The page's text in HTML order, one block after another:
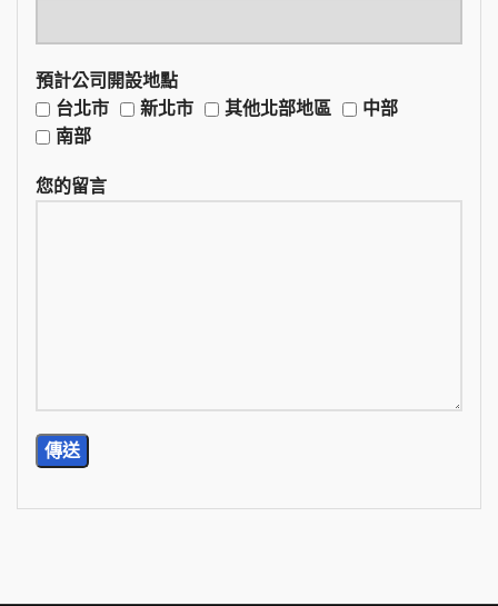
預計公司開設地點
台北市
新北市 其他北部地區
中部
南部
您的留言